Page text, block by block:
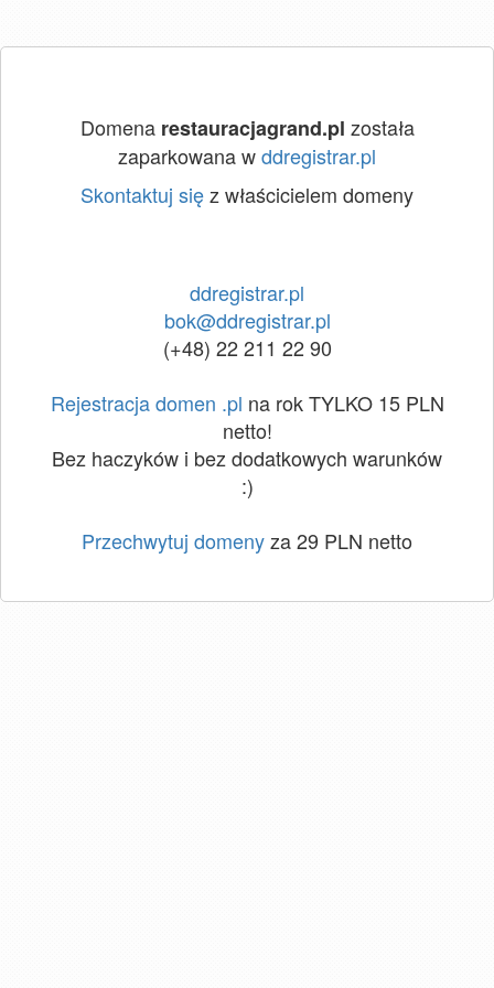
Domena restauracjagrand.pl została
zaparkowana wddregistrar.pl
Skontaktuj sięz właścicielem domeny
ddregistrar.pl
bok@ddregistrar.pl
(+48) 22 211 22 90
Rejestracja domen .pl na rok TYLKO 15 PLN
netto!
Bez haczyków i bez dodatkowych warunków
:)
Przechwytuj domenyza 29 PLN netto